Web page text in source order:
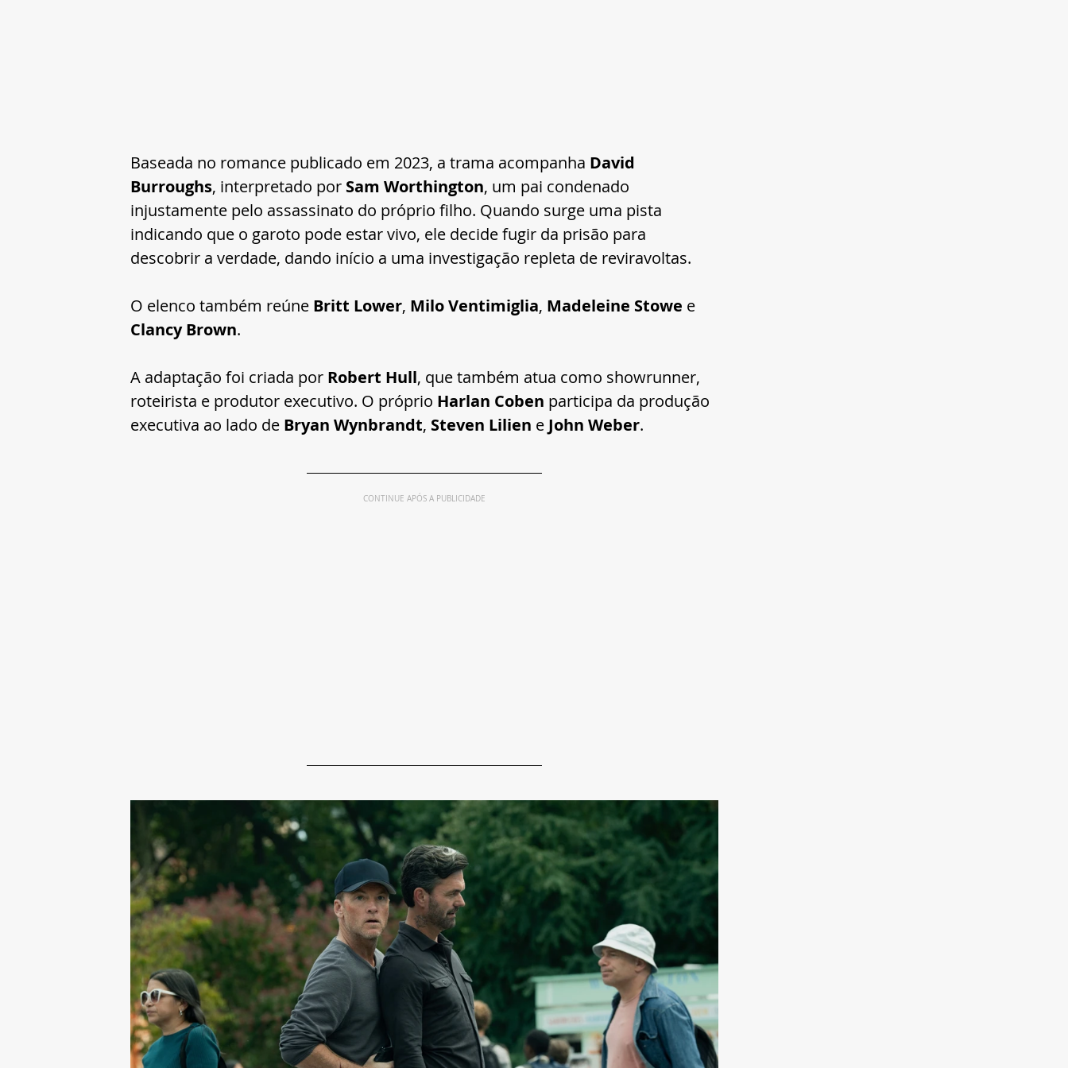
Baseada no romance publicado em 2023, a trama acompanha David
Burroughs, interpretado por Sam Worthington, um pai condenado
injustamente pelo assassinato do próprio filho. Quando surge uma pista
indicando que o garoto pode estar vivo, ele decide fugir da prisão para
descobrir a verdade, dando início a uma investigação repleta de reviravoltas.
O elenco também reúne Britt Lower, Milo Ventimiglia, Madeleine Stowe e
Clancy Brown.
A adaptação foi criada por Robert Hull, que também atua como showrunner,
roteirista e produtor executivo. O próprio Harlan Coben participa da produção
executiva ao lado de Bryan Wynbrandt, Steven Lilien e John Weber.
CONTINUE APÓS A PUBLICIDADE